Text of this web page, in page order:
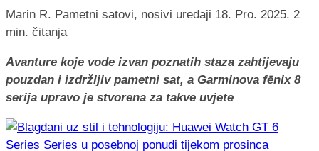
Marin R. Pametni satovi, nosivi uređaji 18. Pro. 2025. 2
min. čitanja
Avanture koje vode izvan poznatih staza zahtijevaju
pouzdan i izdržljiv pametni sat, a Garminova fēnix 8
serija upravo je stvorena za takve uvjete